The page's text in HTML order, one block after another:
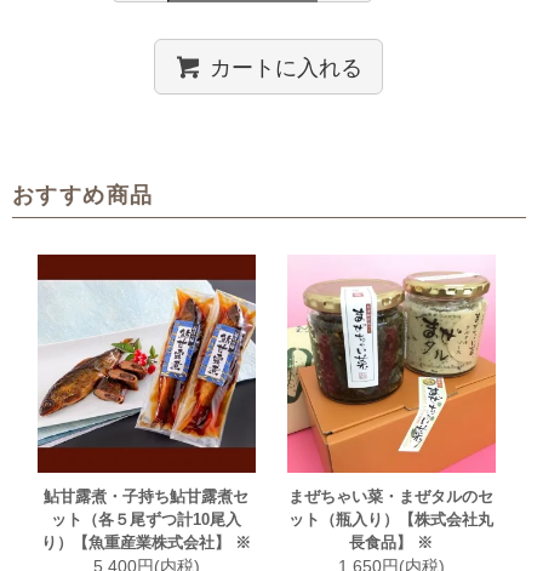
カートに入れる
おすすめ商品
鮎甘露煮・子持ち鮎甘露煮セ
ット（各５尾ずつ計10尾入
り）【魚重産業株式会社】 ※
5,400円(内税)
まぜちゃい菜・まぜタルのセ
ット（瓶入り）【株式会社丸
長食品】 ※
1,650円(内税)